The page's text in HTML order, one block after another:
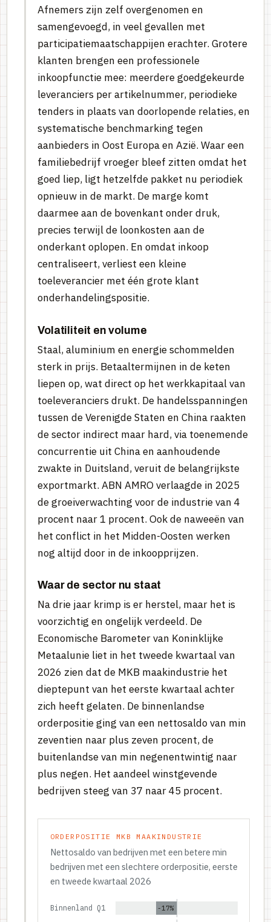
Afnemers zijn zelf overgenomen en
samengevoegd, in veel gevallen met
participatiemaatschappijen erachter. Grotere
klanten brengen een professionele
inkoopfunctie mee: meerdere goedgekeurde
leveranciers per artikelnummer, periodieke
tenders in plaats van doorlopende relaties, en
systematische benchmarking tegen
aanbieders in Oost Europa en Azië. Waar een
familiebedrijf vroeger bleef zitten omdat het
goed liep, ligt hetzelfde pakket nu periodiek
opnieuw in de markt. De marge komt
daarmee aan de bovenkant onder druk,
precies terwijl de loonkosten aan de
onderkant oplopen. En omdat inkoop
centraliseert, verliest een kleine
toeleverancier met één grote klant
onderhandelingspositie.
Volatiliteit en volume
Staal, aluminium en energie schommelden
sterk in prijs. Betaaltermijnen in de keten
liepen op, wat direct op het werkkapitaal van
toeleveranciers drukt. De handelsspanningen
tussen de Verenigde Staten en China raakten
de sector indirect maar hard, via toenemende
concurrentie uit China en aanhoudende
zwakte in Duitsland, veruit de belangrijkste
exportmarkt. ABN AMRO verlaagde in 2025
de groeiverwachting voor de industrie van 4
procent naar 1 procent. Ook de naweeën van
het conflict in het Midden-Oosten werken
nog altijd door in de inkoopprijzen.
Waar de sector nu staat
Na drie jaar krimp is er herstel, maar het is
voorzichtig en ongelijk verdeeld. De
Economische Barometer van Koninklijke
Metaalunie liet in het tweede kwartaal van
2026 zien dat de MKB maakindustrie het
dieptepunt van het eerste kwartaal achter
zich heeft gelaten. De binnenlandse
orderpositie ging van een nettosaldo van min
zeventien naar plus zeven procent, de
buitenlandse van min negenentwintig naar
plus negen. Het aandeel winstgevende
bedrijven steeg van 37 naar 45 procent.
ORDERPOSITIE MKB MAAKINDUSTRIE
Nettosaldo van bedrijven met een betere min
bedrijven met een slechtere orderpositie, eerste
en tweede kwartaal 2026
Binnenland Q1 -17%